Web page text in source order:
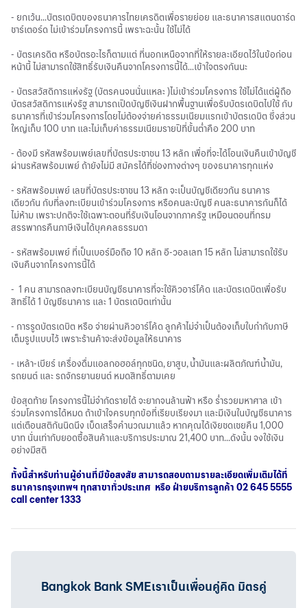
- ยกเว้น...บัตรเดบิตของธนาคารไทยเครดิตเพื่อรายย่อย และธนาคารสแตนดาร์ด
ชาร์เตอร์ด ไม่เข้าร่วมโครงการนี้ เพราะฉะนั้น ใช้ไม่ได้
- บัตรเครดิต หรือบัตรอะไรก็ตามแต่ ที่นอกเหนือจากที่ให้รายละเอียดไว้ในข้อก่อน
หน้านี้ ไม่สามารถใช้สิทธิ์รับเงินคืนจากโครงการนี้ได้...เข้าใจตรงกันนะ
- บัตรสวัสดิการแห่งรัฐ (บัตรคนจนนั่นแหละ )ไม่เข้าร่วมโครงการ ใช้ไม่ได้แต่ผู้ถือ
บัตรสวัสดิการแห่งรัฐ สามารถเปิดบัญชีเงินฝากพื้นฐานเพื่อรับบัตรเดบิตไปใช้ กับ
ธนาคารที่เข้าร่วมโครงการโดยไม่ต้องจ่ายค่าธรรมเนียมแรกเข้าบัตรเดบิต ซึ่งส่วน
ใหญ่เก็บ 100 บาท และไม่เก็บค่าธรรมเนียมรายปีที่ขั้นต่ำคือ 200 บาท
- ต้องมี รหัสพร้อมเพย์เลขที่บัตรประชาชน 13 หลัก เพื่อที่จะได้โอนเงินคืนเข้าบัญชี
ผ่านรหัสพร้อมเพย์ ถ้ายังไม่มี สมัครได้ที่ช่องทางต่างๆ ของธนาคารทุกแห่ง
- รหัสพร้อมเพย์ เลขที่บัตรประชาชน 13 หลัก จะเป็นบัญชีเดียวกัน ธนาคาร
เดียวกัน กับที่ลงทะเบียนเข้าร่วมโครงการ หรือคนละบัญชี คนละธนาคารกันก็ได้
ไม่ห้าม เพราะปกติจะใช้เฉพาะตอนที่รับเงินโอนจากภาครัฐ เหมือนตอนที่กรม
สรรพากรคืนภาษีเงินได้บุคคลธรรมดา
- รหัสพร้อมเพย์ ที่เป็นเบอร์มือถือ 10 หลัก อี-วอลเลท 15 หลัก ไม่สามารถใช้รับ
เงินคืนจากโครงการนี้ได้
- 1 คน สามารถลงทะเบียนบัญชีธนาคารที่จะใช้คิวอาร์โค้ด และบัตรเดบิตเพื่อรับ
สิทธิ์ได้ 1 บัญชีธนาคาร และ 1 บัตรเดบิตเท่านั้น
- การรูดบัตรเดบิต หรือ จ่ายผ่านคิวอาร์โค้ด ลูกค้าไม่จำเป็นต้องเก็บใบกำกับภาษี
เต็มรูปแบบไว้ เพราะร้านค้าจะส่งข้อมูลให้ธนาคาร
- เหล้า-เบียร์ เครื่องดื่มแอลกอฮอล์ทุกชนิด, ยาสูบ, น้ำมันและผลิตภัณฑ์น้ำมัน,
รถยนต์ และ รถจักรยานยนต์ หมดสิทธิ์ตามเคย
ข้อสุดท้าย โครงการนี้ไม่จำกัดรายได้ จะยากจนล้านฟ้า หรือ ร่ำรวยมหาศาล เข้า
ร่วมโครงการได้หมด ถ้าเข้าใจครบทุกข้อที่เรียบเรียงมา และมีเงินในบัญชีธนาคาร
แต่เตือนสติกันนิดนึง เบ็ดเสร็จคำนวณมาแล้ว หากคุณได้เงิยชดเชยคืน 1,000
บาท นั่นเท่ากับยอดซื้อสินค้าและบริการประมาณ 21,400 บาท...ดังนั้น จงใช้เงิน
อย่างมีสติ
ทั้งนี้สำหรับท่านผู้อ่านที่มีข้อสงสัย สามารถสอบถามรายละเอียดเพิ่มเติมได้ที่
ธนาคารกรุงเทพฯ ทุกสาขาทั่วประเทศ หรือ ฝ่ายบริการลูกค้า 02 645 5555
call center 1333
Bangkok Bank SMEเราเป็นเพื่อนคู่คิด มิตรคู่